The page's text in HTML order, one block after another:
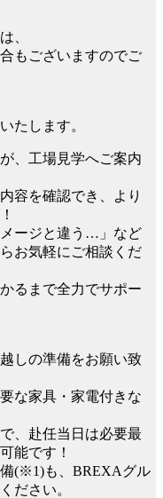
、
もございますのでご
たします。
、工場見学へご案内
容を確認でき、より
ージと違う…」など
お気軽にご相談くだ
るまで全力でサポー
しの準備をお願い致
な家具・家電付きな
、赴任当日は必要最
能です！
(※1)も、BREXAグル
ださい。